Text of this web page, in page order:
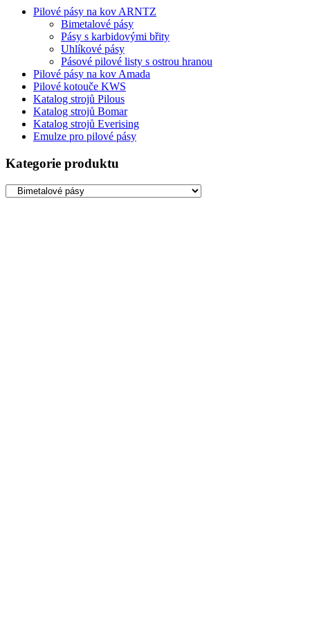
Pilové pásy na kov ARNTZ
Bimetalové pásy
Pásy s karbidovými břity
Uhlíkové pásy
Pásové pilové listy s ostrou hranou
Pilové pásy na kov Amada
Pilové kotouče KWS
Katalog strojů Pilous
Katalog strojů Bomar
Katalog strojů Everising
Emulze pro pilové pásy
Kategorie produktu